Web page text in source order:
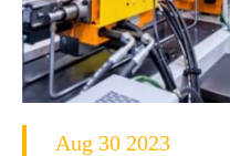
Aug 30 2023